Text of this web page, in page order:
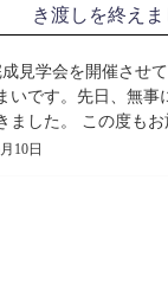
き渡しを終えま
見学会を開催させ
いです。先日、無事
ました。 この度もお
10日